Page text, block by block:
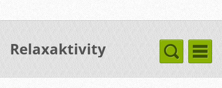
Relaxaktivity